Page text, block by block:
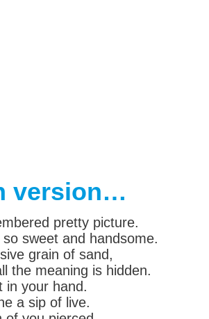
version…
pretty picture.
sweet and handsome.
grain of sand,
the meaning is hidden.
in your hand.
a sip of live.